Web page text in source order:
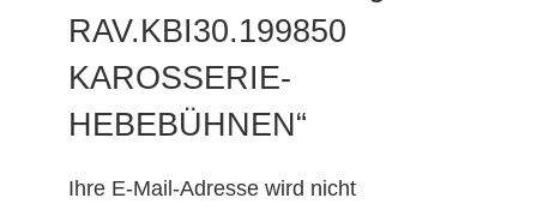
RAV.KBI30.199850
KAROSSERIE-
HEBEBÜHNEN“
Ihre E-Mail-Adresse wird nicht